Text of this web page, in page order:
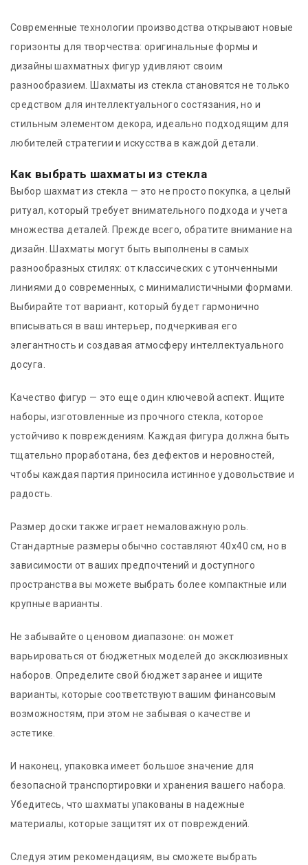
Современные технологии производства открывают новые
горизонты для творчества: оригинальные формы и
дизайны шахматных фигур удивляют своим
разнообразием. Шахматы из стекла становятся не только
средством для интеллектуального состязания, но и
стильным элементом декора, идеально подходящим для
любителей стратегии и искусства в каждой детали.
Как выбрать шахматы из стекла
Выбор шахмат из стекла — это не просто покупка, а целый
ритуал, который требует внимательного подхода и учета
множества деталей. Прежде всего, обратите внимание на
дизайн. Шахматы могут быть выполнены в самых
разнообразных стилях: от классических с утонченными
линиями до современных, с минималистичными формами.
Выбирайте тот вариант, который будет гармонично
вписываться в ваш интерьер, подчеркивая его
элегантность и создавая атмосферу интеллектуального
досуга.
Качество фигур — это еще один ключевой аспект. Ищите
наборы, изготовленные из прочного стекла, которое
устойчиво к повреждениям. Каждая фигура должна быть
тщательно проработана, без дефектов и неровностей,
чтобы каждая партия приносила истинное удовольствие и
радость.
Размер доски также играет немаловажную роль.
Стандартные размеры обычно составляют 40x40 см, но в
зависимости от ваших предпочтений и доступного
пространства вы можете выбрать более компактные или
крупные варианты.
Не забывайте о ценовом диапазоне: он может
варьироваться от бюджетных моделей до эксклюзивных
наборов. Определите свой бюджет заранее и ищите
варианты, которые соответствуют вашим финансовым
возможностям, при этом не забывая о качестве и
эстетике.
И наконец, упаковка имеет большое значение для
безопасной транспортировки и хранения вашего набора.
Убедитесь, что шахматы упакованы в надежные
материалы, которые защитят их от повреждений.
Следуя этим рекомендациям, вы сможете выбрать